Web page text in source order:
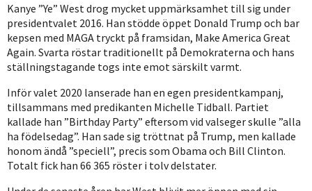
Kanye ”Ye” West drog mycket uppmärksamhet till sig under
presidentvalet 2016. Han stödde öppet Donald Trump och bar
kepsen med MAGA tryckt på framsidan, Make America Great
Again. Svarta röstar traditionellt på Demokraterna och hans
ställningstagande togs inte emot särskilt varmt.
Inför valet 2020 lanserade han en egen presidentkampanj,
tillsammans med predikanten Michelle Tidball. Partiet
kallade han ”Birthday Party” eftersom vid valseger skulle ”alla
ha födelsedag”. Han sade sig tröttnat på Trump, men kallade
honom ändå ”speciell”, precis som Obama och Bill Clinton.
Totalt fick han 66 365 röster i tolv delstater.